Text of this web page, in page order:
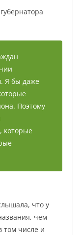
Я бы даже
Поэтому
которые
что у
чем
том числе и